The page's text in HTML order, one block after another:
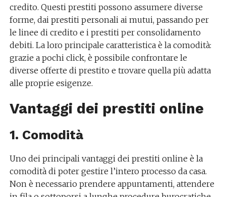
credito. Questi prestiti possono assumere diverse
forme, dai prestiti personali ai mutui, passando per
le linee di credito e i prestiti per consolidamento
debiti. La loro principale caratteristica è la comodità:
grazie a pochi click, è possibile confrontare le
diverse offerte di prestito e trovare quella più adatta
alle proprie esigenze.
Vantaggi dei prestiti online
1. Comodità
Uno dei principali vantaggi dei prestiti online è la
comodità di poter gestire l’intero processo da casa.
Non è necessario prendere appuntamenti, attendere